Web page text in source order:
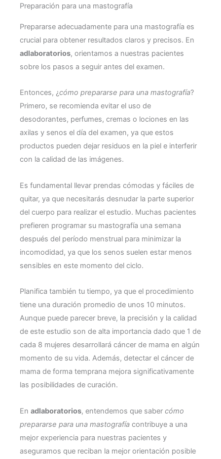
Preparación para una mastografía
Prepararse adecuadamente para una mastografía es
crucial para obtener resultados claros y precisos. En
adlaboratorios, orientamos a nuestras pacientes
sobre los pasos a seguir antes del examen.
Entonces, ¿cómo prepararse para una mastografía?
Primero, se recomienda evitar el uso de
desodorantes, perfumes, cremas o lociones en las
axilas y senos el día del examen, ya que estos
productos pueden dejar residuos en la piel e interferir
con la calidad de las imágenes.
Es fundamental llevar prendas cómodas y fáciles de
quitar, ya que necesitarás desnudar la parte superior
del cuerpo para realizar el estudio. Muchas pacientes
prefieren programar su mastografía una semana
después del período menstrual para minimizar la
incomodidad, ya que los senos suelen estar menos
sensibles en este momento del ciclo.
Planifica también tu tiempo, ya que el procedimiento
tiene una duración promedio de unos 10 minutos.
Aunque puede parecer breve, la precisión y la calidad
de este estudio son de alta importancia dado que 1 de
cada 8 mujeres desarrollará cáncer de mama en algún
momento de su vida. Además, detectar el cáncer de
mama de forma temprana mejora significativamente
las posibilidades de curación.
En adlaboratorios, entendemos que saber cómo
prepararse para una mastografía contribuye a una
mejor experiencia para nuestras pacientes y
aseguramos que reciban la mejor orientación posible